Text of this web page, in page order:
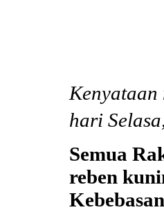
hari
Semua
reben